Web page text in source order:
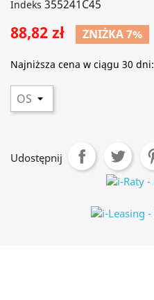
Indeks 355241C45
88,82 zł ZNIŻKA 7%
Najniższa cena w ciągu 30 dni:
Udostępnij